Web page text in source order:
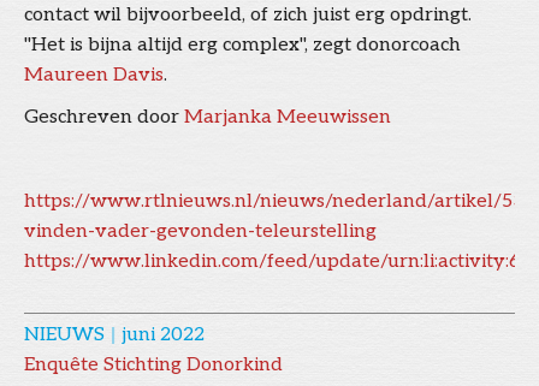
contact wil bijvoorbeeld, of zich juist erg opdringt.
"Het is bijna altijd erg complex", zegt donorcoach
Maureen Davis.
Geschreven door Marjanka Meeuwissen
https://www.rtlnieuws.nl/nieuws/nederland/artikel/
vinden-vader-gevonden-teleurstelling
https://www.linkedin.com/feed/update/
NIEUWS | juni 2022
Enquête Stichting Donorkind